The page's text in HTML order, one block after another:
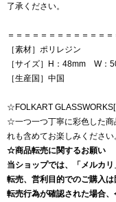
了承ください。
＝＝＝＝＝＝＝＝＝＝＝＝＝
［素材］ポリレジン
［サイズ］H：48mm W
［生産国］中国
☆FOLKART
☆一つ一つ丁寧に彩色した商
れも含めてお楽しみください
☆商品転売に関するお願い
当ショップでは、「メルカ
転売、営利目的でのご購入は
転売行為が確認された場合